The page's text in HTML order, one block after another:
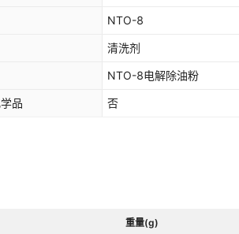
NTO-8
清洗剂
NTO-8电解除油粉
品 否
重量(g)